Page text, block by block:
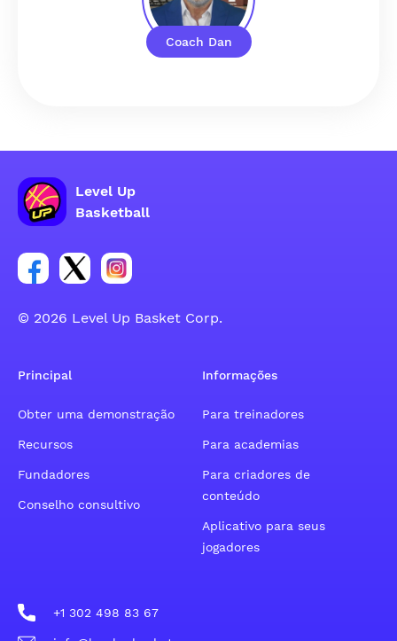
Coach Dan
Level Up
Basketball
Link para o grupo social da conta do Facebook
Link para o grupo social da conta do tweeter
Link para o grupo social da conta do
© 2026 Level Up Basket Corp.
Principal
Obter uma demonstração
Recursos
Fundadores
Conselho consultivo
Informações
Para treinadores
Para academias
Para criadores de
conteúdo
Aplicativo para seus
jogadores
+1 302 498 83 67